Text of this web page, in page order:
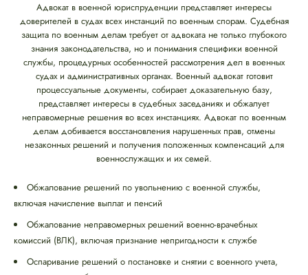
Адвокат в военной юриспруденции представляет интересы
доверителей в судах всех инстанций по военным спорам. Судебная
защита по военным делам требует от адвоката не только глубокого
знания законодательства, но и понимания специфики военной
службы, процедурных особенностей рассмотрения дел в военных
судах и административных органах. Военный адвокат готовит
процессуальные документы, собирает доказательную базу,
представляет интересы в судебных заседаниях и обжалует
неправомерные решения во всех инстанциях. Адвокат по военным
делам добивается восстановления нарушенных прав, отмены
незаконных решений и получения положенных компенсаций для
военнослужащих и их семей.
Обжалование решений по увольнению с военной службы,
включая начисление выплат и пенсий
Обжалование неправомерных решений военно-врачебных
комиссий (ВЛК), включая признание непригодности к службе
Оспаривание решений о постановке и снятии с военного учета,